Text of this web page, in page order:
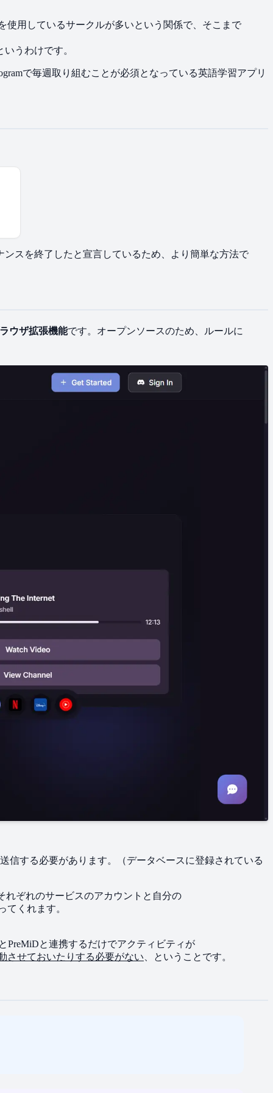
使用している​サークルが​多いと​いう​関係で、​そこまで​
うわけです。
で​毎週​取り組むことが​必須と​なっている​英語学習アプリ
スを​終了したと​宣言している​ため、​より​簡単な​方法で​
ウザ拡張機能です。​オープンソースの​ため、​ルールに​
信する​必要が​あります。​（データベースに​登録されている​
れぞれの​サービスの​アカウントと​自分の​
てくれます。
​PreMiDと​連携するだけで​アクティビティが​
させておいたりする​必要が​ない 、と​いう​ことです。